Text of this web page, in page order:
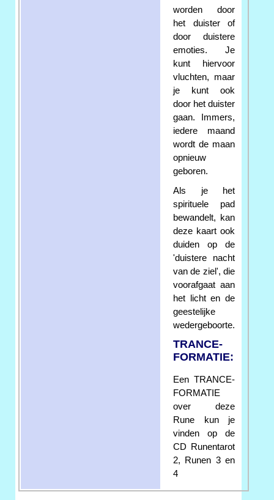
worden door
het duister of
door duistere
emoties. Je
kunt hiervoor
vluchten, maar
je kunt ook
door het duister
gaan. Immers,
iedere maand
wordt de maan
opnieuw
geboren.
Als je het
spirituele pad
bewandelt, kan
deze kaart ook
duiden op de
'duistere nacht
van de ziel', die
voorafgaat aan
het licht en de
geestelijke
wedergeboorte.
TRANCE-
FORMATIE:
Een TRANCE-
FORMATIE
over deze
Rune kun je
vinden op de
CD Runentarot
2, Runen 3 en
4